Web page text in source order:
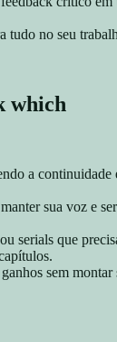
tudo no seu
which
a continuidade
sua voz e
serials que
sem